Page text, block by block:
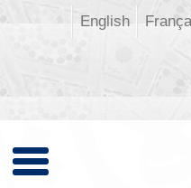
English